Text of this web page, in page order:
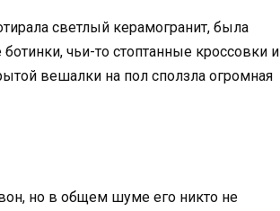
светлый керамогранит, была
чьи-то стоптанные кроссовки и
вешалки на пол сползла огромная
но в общем шуме его никто не